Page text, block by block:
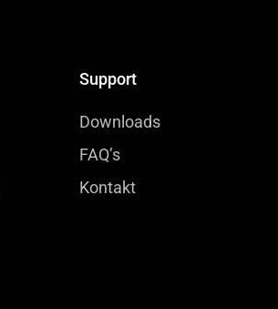
Support
Downloads
FAQ’s
Kontakt